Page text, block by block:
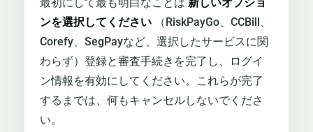
ンを選択してください （RiskPayGo、CCBill、
Corefy、SegPayなど、選択したサービスに関
わらず）登録と審査手続きを完了し、ログイ
ン情報を有効にしてください。これらが完了
するまでは、何もキャンセルしないでくださ
い。